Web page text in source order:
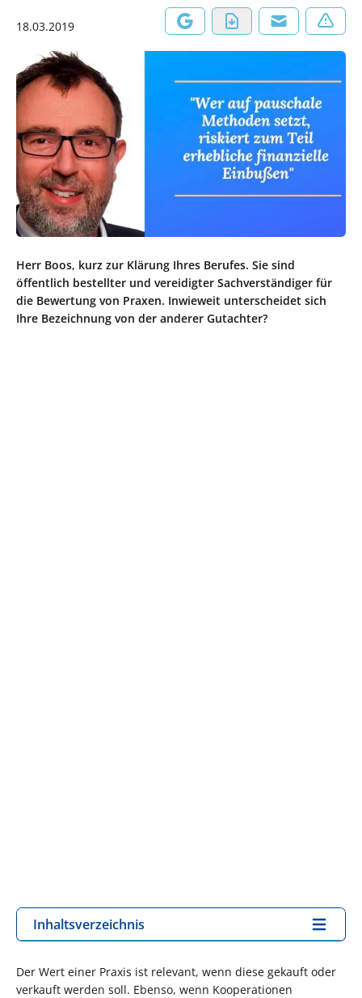
18.03.2019
Herr Boos, kurz zur Klärung Ihres Berufes. Sie sind
öffentlich bestellter und vereidigter Sachverständiger für
die Bewertung von Praxen. Inwieweit unterscheidet sich
Ihre Bezeichnung von der anderer Gutachter?
Inhaltsverzeichnis
Der Wert einer Praxis ist relevant, wenn diese gekauft oder
verkauft werden soll. Ebenso, wenn Kooperationen